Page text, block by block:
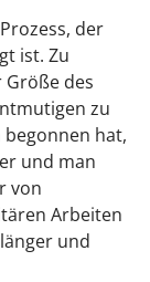
der
ist. Zu
Größe des
zu
begonnen hat,
und man
von
Arbeiten
und